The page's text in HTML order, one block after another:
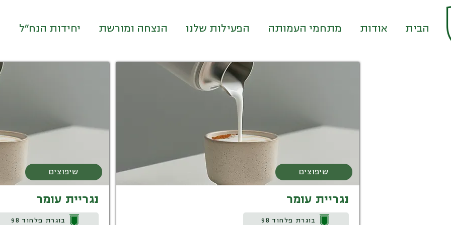
דף הבית אודות מתחמי העמותה הפעילות שלנו הנצחה ומורשת יחידות הנח״ל
שיפוצים
נגריית עומר
בוגרת פלחוד 98
שיפוצים
נגריית עומר
בוגרת פלחוד 98